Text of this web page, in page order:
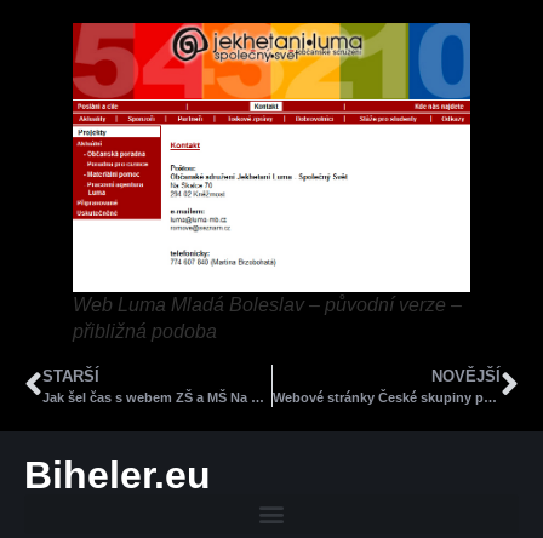
Web Luma Mladá Boleslav – původní verze –
přibližná podoba
STARŠÍ
Jak šel čas s webem ZŠ a MŠ Na Daliborce
NOVĚJŠÍ
Webové stránky České skupiny pro chronickou lymfocytární leukémii (ČSCLL)
Biheler.eu